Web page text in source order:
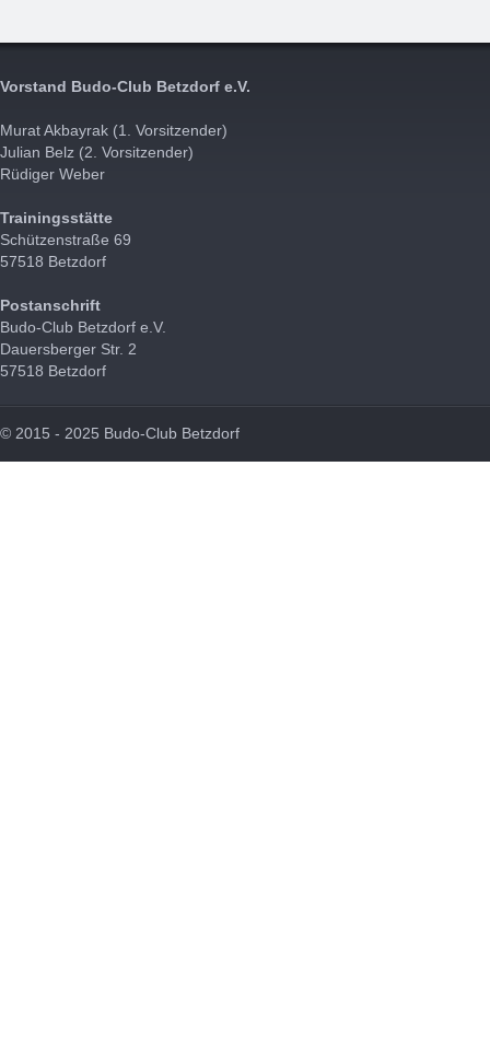
Vorstand Budo-Club Betzdorf e.V.
Murat Akbayrak (1. Vorsitzender)
Julian Belz (2. Vorsitzender)
Rüdiger Weber
Trainingsstätte
Schützenstraße 69
57518 Betzdorf
Postanschrift
Budo-Club Betzdorf e.V.
Dauersberger Str. 2
57518 Betzdorf
© 2015 - 2025 Budo-Club Betzdorf